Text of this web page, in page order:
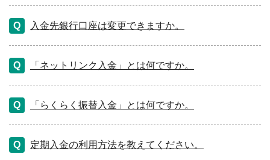
入金先銀行口座は変更できますか。
「ネットリンク入金」とは何ですか。
「らくらく振替入金」とは何ですか。
定期入金の利用方法を教えてください。